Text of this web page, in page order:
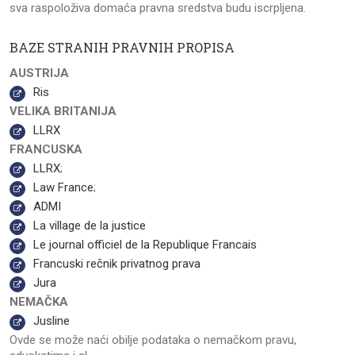
sva raspoloživa domaća pravna sredstva budu iscrpljena.
BAZE STRANIH PRAVNIH PROPISA
AUSTRIJA
Ris
VELIKA BRITANIJA
LLRX
FRANCUSKA
LLRX;
Law France;
ADMI
La village de la justice
Le journal officiel de la Republique Francais
Francuski rečnik privatnog prava
Jura
NEMAČKA
Jusline
Ovde se može naći obilje podataka o nemačkom pravu,